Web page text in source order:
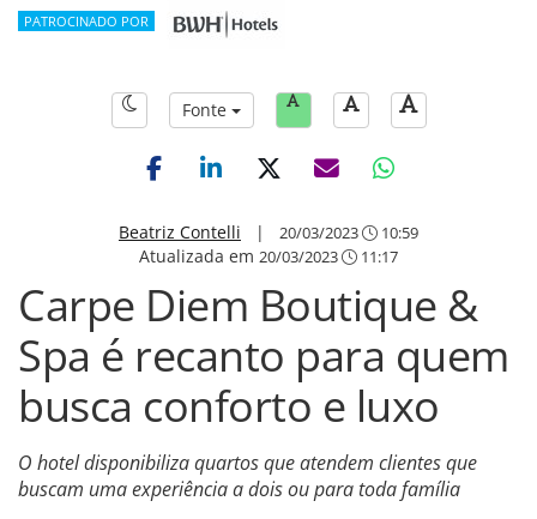
PATROCINADO POR
Fonte
Beatriz Contelli | 20/03/2023 10:59
Atualizada em 20/03/2023 11:17
Carpe Diem Boutique &
Spa é recanto para quem
busca conforto e luxo
O hotel disponibiliza quartos que atendem clientes que
buscam uma experiência a dois ou para toda família